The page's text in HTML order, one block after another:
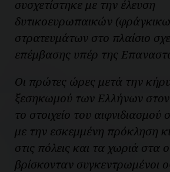
συσχετίστηκε με την έλευση
δυτικοευρωπαικών
στρατευμάτων στο πλαίσιο
επέμβασης υπέρ της
Οι πρώτες ώρες μετά την
ξεσηκωμού των Ελλήνων
το στοιχείο του
με την εσκεμμένη πρόκληση
στις πόλεις και τα χωριά στα
βρίσκονταν συγκεντρωμένοι